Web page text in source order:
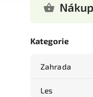
Kategorie
Zahrada
Les